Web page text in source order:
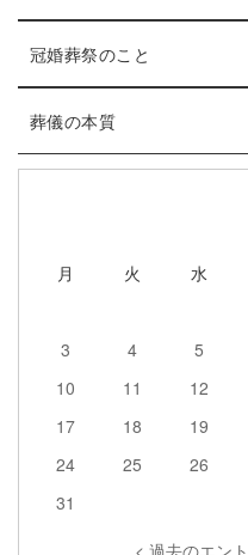
数
ン
ト
リ
数
冠婚葬祭のこと
ン
リ
葬儀の本質エ
ン
数
件
月 火 水
3
4 5
10
11 12
17
18 19
24
25 26
31
< 過去のエン